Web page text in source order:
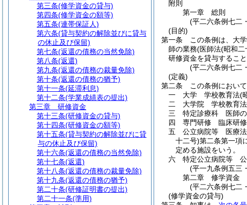
附則
第一章
総則
(平二六条例七二
(目的)
第一条
この条例は、大
師の業務(医師法(昭和二
研修資金を貸与するこ
(平二六条例七二
(定義)
第二条
この条例において
一
大学 学校教育法(
二
大学院 学校教育法
三
特定診療科 医師の
四
専門研修 臨床研修
五
公立病院等 医療法
十二号)第二条第一項
定める施設をいう。
六
特定公立病院等 公
(平一九条例五三
第二章
修学資金
(平二六条例七二
(修学資金の貸与)
第三条(修学資金の貸与)
第四条(修学資金の額等)
第五条(連帯保証人)
第六条(貸与契約の解除並びに貸与
の休止及び保留)
第七条(返還の債務の当然免除)
第八条(返還)
第九条(返還の債務の裁量免除)
第十条(返還の債務の猶予)
第十一条(延滞利息)
第十二条(学業成績表の提出)
第三章
研修資金
第十三条(研修資金の貸与)
第十四条(研修資金の額等)
第十五条(貸与契約の解除並びに貸
与の休止及び保留)
第十六条(返還の債務の当然免除)
第十七条(返還)
第十八条(返還の債務の裁量免除)
第十九条(返還の債務の猶予)
第二十条(研修証明書の提出)
第二十一条(準用)